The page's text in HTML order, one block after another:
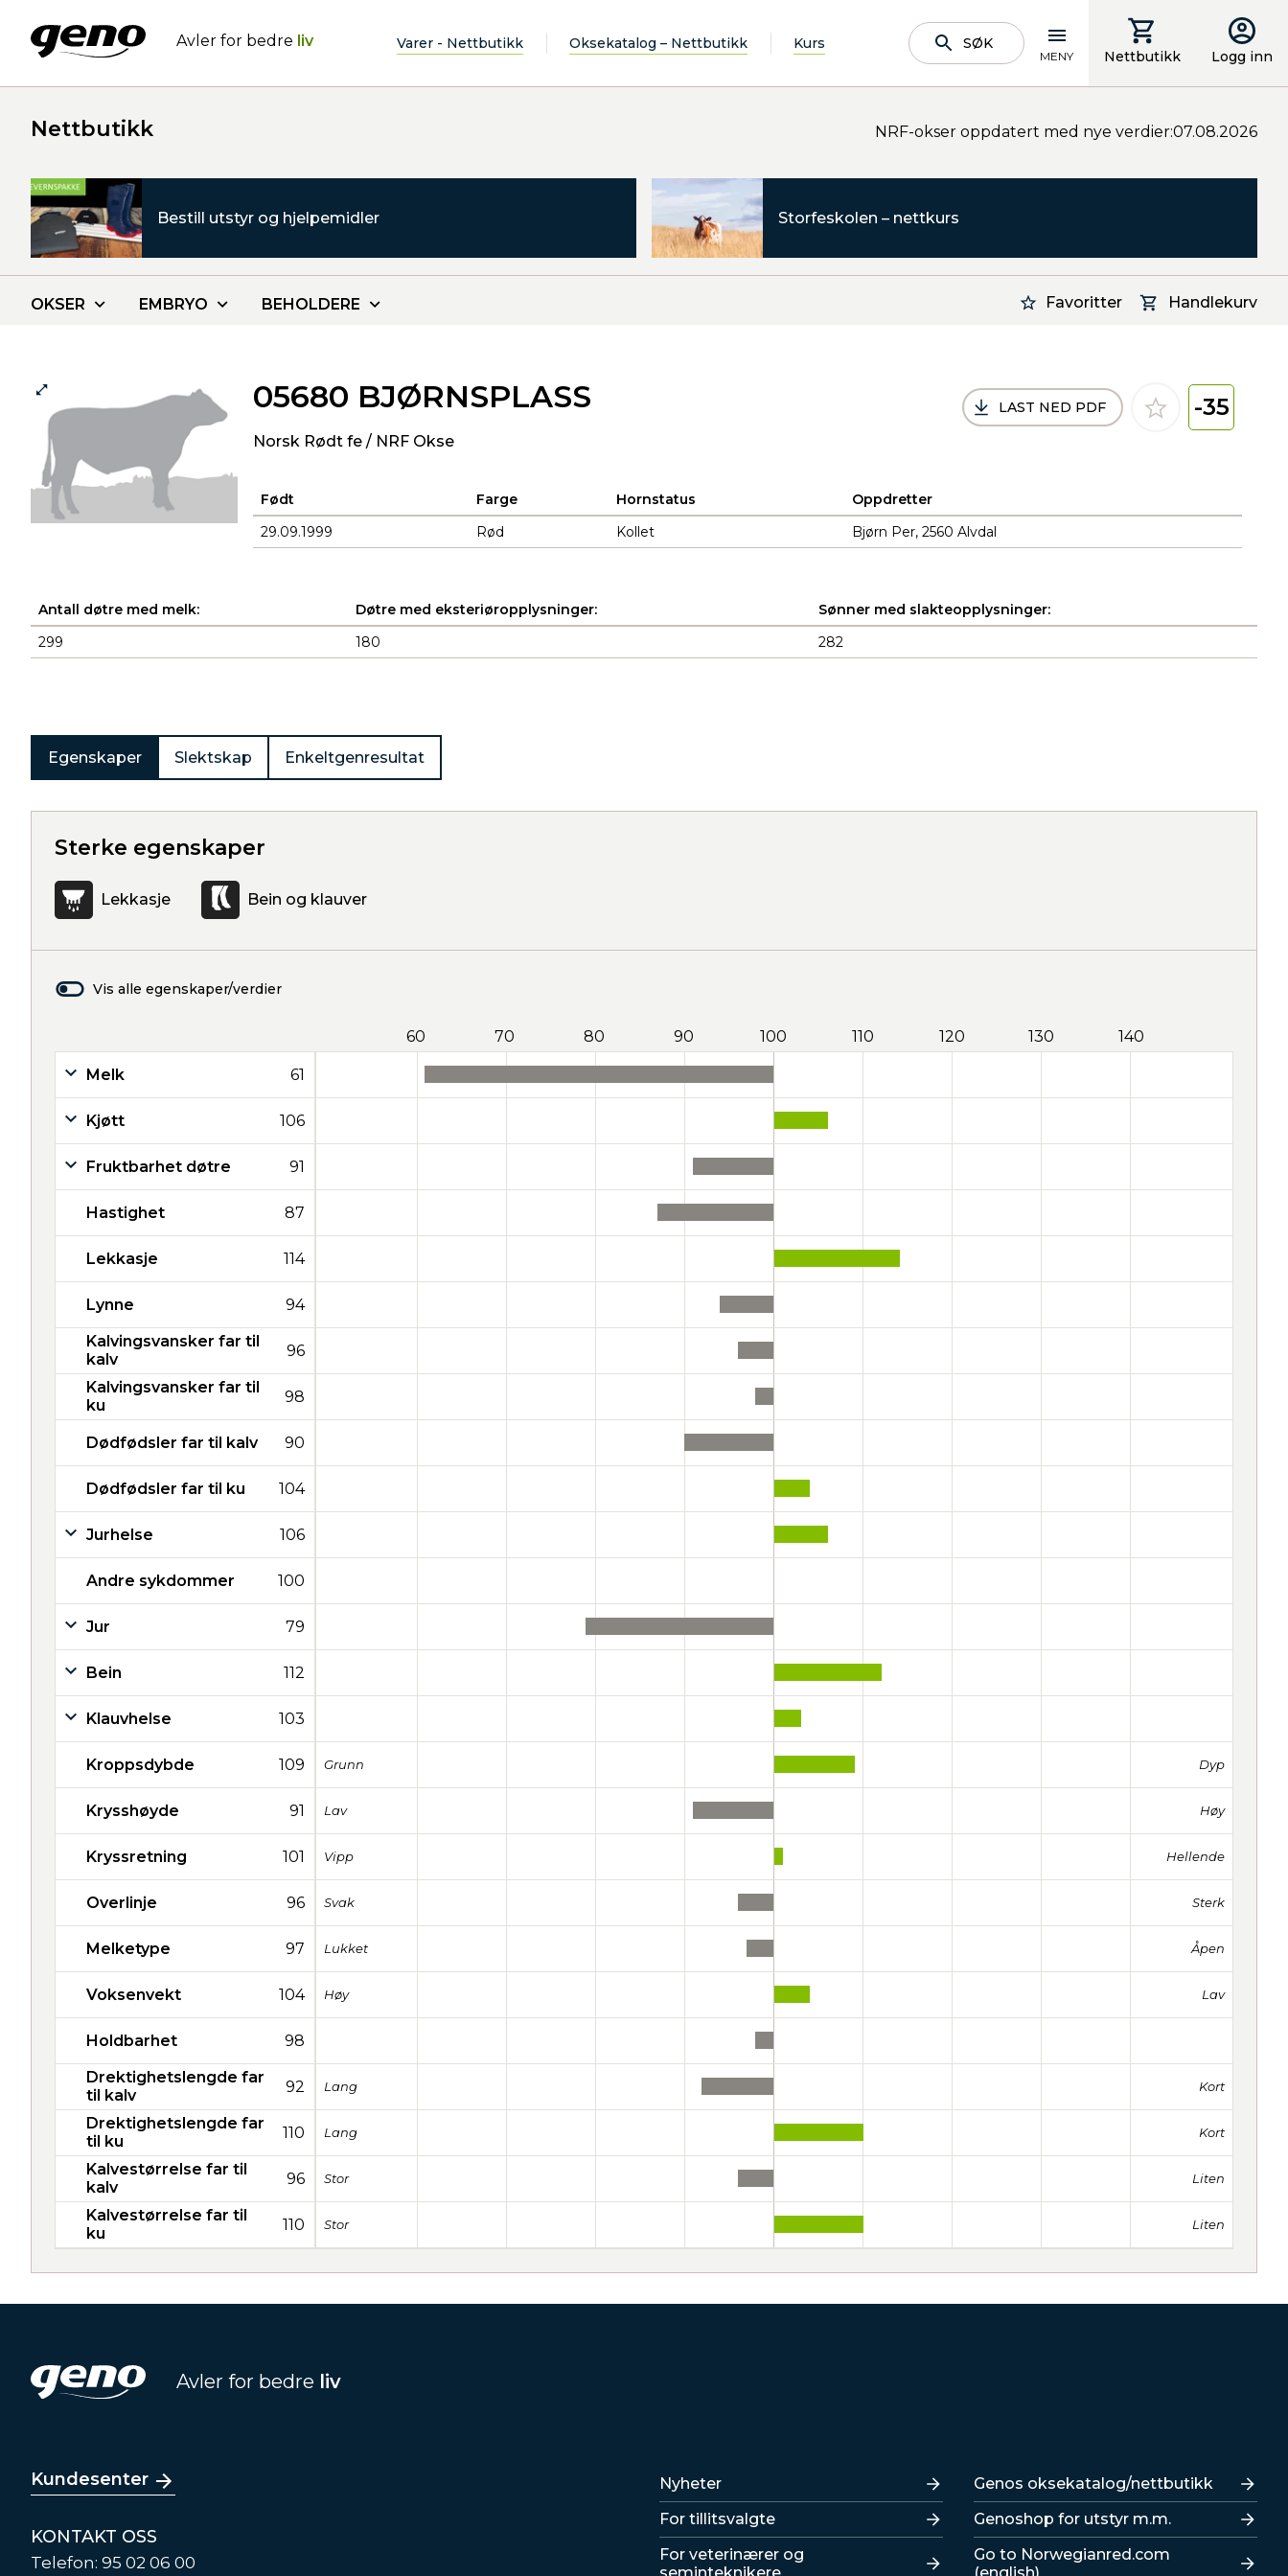
Avler for bedre liv Varer - Nettbutikk Oksekatalog – Nettbutikk Kurs SØK
MENY Nettbutikk Logg inn
Nettbutikk NRF-okser oppdatert med nye verdier:07.08.2026
Bestill utstyr og hjelpemidler Storfeskolen – nettkurs
Favoritter Handlekurv
OKSER EMBRYO BEHOLDERE
05680 BJØRNSPLASS
Norsk Rødt fe / NRF Okse
LAST NED PDF -35
Født Farge Hornstatus
Oppdretter
29.09.1999
Rød Kollet Bjørn Per, 2560 Alvdal
Antall døtre med melk: Døtre med eksteriøropplysninger:
Sønner med slakteopplysninger:
299
180 282
Egenskaper Slektskap Enkeltgenresultat
Sterke egenskaper
Lekkasje Bein og klauver
Vis alle egenskaper/verdier
60 70 80 90 100 110 120 130 140
Melk 61
Kjøtt 106
Fruktbarhet døtre 91
Hastighet 87
Lekkasje 114
Lynne 94
Kalvingsvansker far til
kalv
96
Kalvingsvansker far til
ku
98
Dødfødsler far til kalv 90
Dødfødsler far til ku 104
Jurhelse 106
Andre sykdommer 100
Jur 79
Bein 112
Klauvhelse 103
Kroppsdybde 109 Grunn Dyp
Krysshøyde 91 Lav Høy
Kryssretning 101 Vipp Hellende
Overlinje 96 Svak Sterk
Melketype 97 Lukket Åpen
Voksenvekt 104 Høy Lav
Holdbarhet 98
Drektighetslengde far
til kalv
92 Lang Kort
Drektighetslengde far
til ku
110 Lang Kort
Kalvestørrelse far til
kalv
96 Stor Liten
Kalvestørrelse far til
ku
110 Stor Liten
Avler for bedre liv
Kundesenter
KONTAKT OSS
Telefon: 95 02 06 00
Lenker
Nyheter
For tillitsvalgte
For veterinærer og
seminteknikere
Lenker
Genos oksekatalog/nettbutikk
Genoshop for utstyr m.m.
Go to Norwegianred.com
(english)